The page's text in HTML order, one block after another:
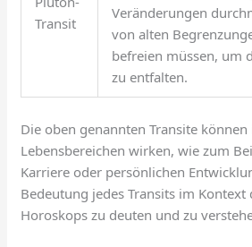
Transit
Veränderungen
von alten
befreien müssen, um
zu entfalten.
Die oben genannten Transite
Lebensbereichen wirken, wie zum
Karriere oder persönlichen
Bedeutung jedes Transits im Kontext
Horoskops zu deuten und zu